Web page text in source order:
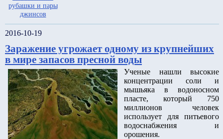
2016-10-19
Заражение угрожает одному из крупнейших
в мире запасов пресной воды
Ученые нашли высокие
концентрации соли и
мышьяка в водоносном
пласте, который 750
миллионов человек
использует для питьевого
водоснабжения и
орошения.